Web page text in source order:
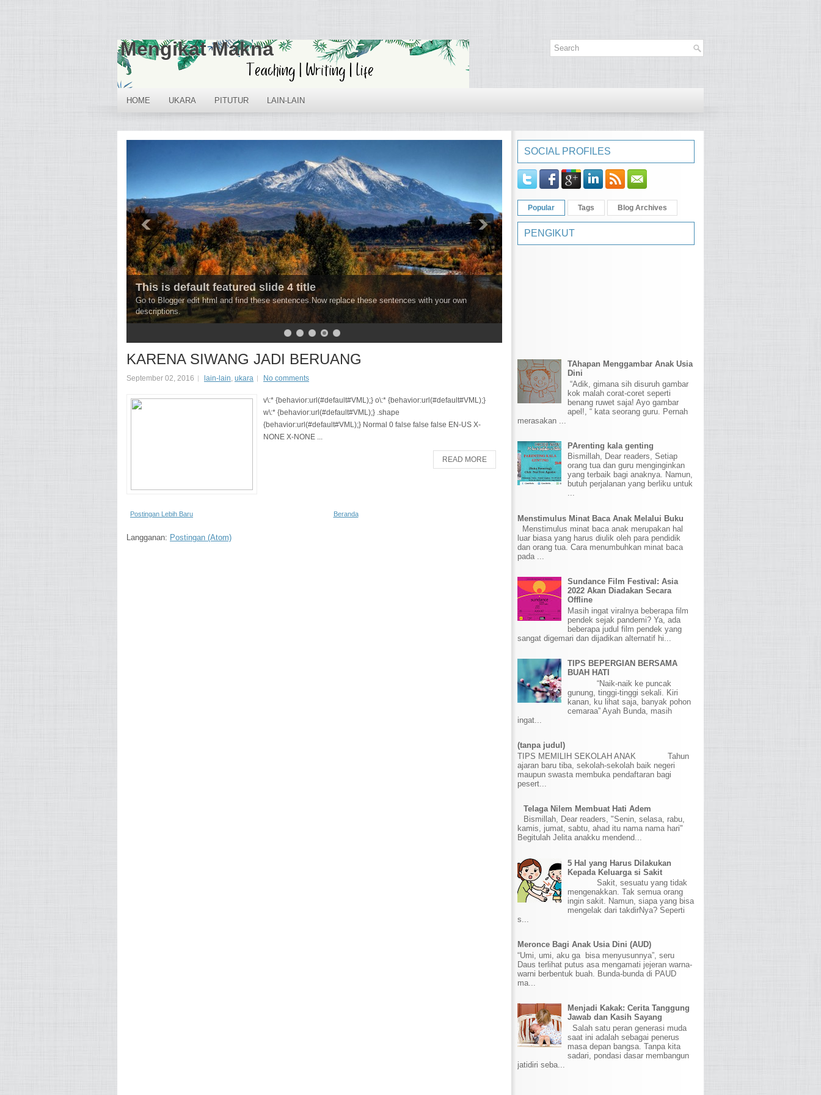
Mengikat Makna
HOME UKARA PITUTUR LAIN-LAIN
This is default featured slide 4 title
Go to Blogger edit html and find these sentences.Now replace these sentences with your own
descriptions.
KARENA SIWANG JADI BERUANG
September 02, 2016 lain-lain, ukara No comments
v\:* {behavior:url(#default#VML);} o\:* {behavior:url(#default#VML);}
w\:* {behavior:url(#default#VML);} .shape
{behavior:url(#default#VML);} Normal 0 false false false EN-US X-
NONE X-NONE ...
READ MORE
Postingan Lebih Baru Beranda
Langganan: Postingan (Atom)
SOCIAL PROFILES
Popular Tags Blog Archives
PENGIKUT
TAhapan Menggambar Anak Usia
Dini
“Adik, gimana sih disuruh gambar
kok malah corat-coret seperti
benang ruwet saja! Ayo gambar
apel!, “ kata seorang guru. Pernah
merasakan ...
PArenting kala genting
Bismillah, Dear readers, Setiap
orang tua dan guru menginginkan
yang terbaik bagi anaknya. Namun,
butuh perjalanan yang berliku untuk
...
Menstimulus Minat Baca Anak Melalui Buku
Menstimulus minat baca anak merupakan hal
luar biasa yang harus diulik oleh para pendidik
dan orang tua. Cara menumbuhkan minat baca
pada ...
Sundance Film Festival: Asia
2022 Akan Diadakan Secara
Offline
Masih ingat viralnya beberapa film
pendek sejak pandemi? Ya, ada
beberapa judul film pendek yang
sangat digemari dan dijadikan alternatif hi...
TIPS BEPERGIAN BERSAMA
BUAH HATI
“Naik-naik ke puncak
gunung, tinggi-tinggi sekali. Kiri
kanan, ku lihat saja, banyak pohon
cemaraa” Ayah Bunda, masih
ingat...
(tanpa judul)
TIPS MEMILIH SEKOLAH ANAK Tahun
ajaran baru tiba, sekolah-sekolah baik negeri
maupun swasta membuka pendaftaran bagi
pesert...
Telaga Nilem Membuat Hati Adem
Bismillah, Dear readers, "Senin, selasa, rabu,
kamis, jumat, sabtu, ahad itu nama nama hari"
Begitulah Jelita anakku mendend...
5 Hal yang Harus Dilakukan
Kepada Keluarga si Sakit
Sakit, sesuatu yang tidak
mengenakkan. Tak semua orang
ingin sakit. Namun, siapa yang bisa
mengelak dari takdirNya? Seperti
s...
Meronce Bagi Anak Usia Dini (AUD)
“Umi, umi, aku ga bisa menyusunnya”, seru
Daus terlihat putus asa mengamati jejeran warna-
warni berbentuk buah. Bunda-bunda di PAUD
ma...
Menjadi Kakak: Cerita Tanggung
Jawab dan Kasih Sayang
Salah satu peran generasi muda
saat ini adalah sebagai penerus
masa depan bangsa. Tanpa kita
sadari, pondasi dasar membangun
jatidiri seba...